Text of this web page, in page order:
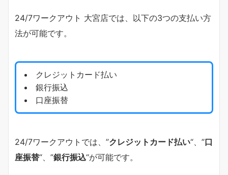
24/7ワークアウト 大宮店では、以下の3つの支払い方
法が可能です。
クレジットカード払い
銀行振込
口座振替
24/7ワークアウトでは、”クレジットカード払い“、”口
座振替“、”銀行振込“が可能です。